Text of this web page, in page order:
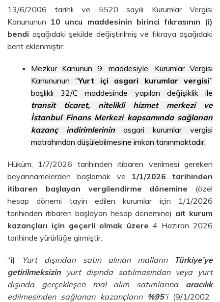
13/6/2006 tarihli ve 5520 sayılı Kurumlar Vergisi
Kanununun 10 uncu maddesinin birinci fıkrasının (i)
bendi aşağıdaki şekilde değiştirilmiş ve fıkraya aşağıdaki
bent eklenmiştir.
Mezkur Kanunun 9. maddesiyle, Kurumlar Vergisi
Kanununun “Yurt içi asgari kurumlar vergisi”
başlıklı 32/C maddesinde yapılan değişiklik ile
transit ticaret, nitelikli hizmet merkezi ve
İstanbul Finans Merkezi kapsamında sağlanan
kazanç indirimlerinin asgari kurumlar vergisi
matrahından düşülebilmesine imkan tanınmaktadır.
Hüküm, 1/7/2026 tarihinden itibaren verilmesi gereken
beyannamelerden başlamak ve 1/1/2026 tarihinden
itibaren başlayan vergilendirme dönemine (özel
hesap dönemi tayin edilen kurumlar için 1/1/2026
tarihinden itibaren başlayan hesap dönemine) ait kurum
kazançları için geçerli olmak üzere 4 Haziran 2026
tarihinde yürürlüğe girmiştir.
“i) Yurt dışından satın alınan malların Türkiye’ye
getirilmeksizin yurt dışında satılmasından veya yurt
dışında gerçekleşen mal alım satımlarına aracılık
edilmesinden sağlanan kazançların %95’i(9/1/2002